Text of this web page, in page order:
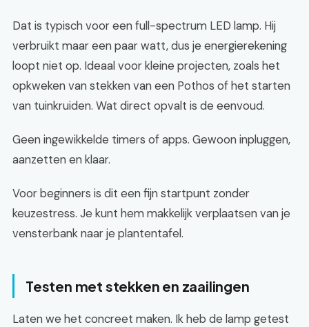
Dat is typisch voor een full-spectrum LED lamp. Hij
verbruikt maar een paar watt, dus je energierekening
loopt niet op. Ideaal voor kleine projecten, zoals het
opkweken van stekken van een Pothos of het starten
van tuinkruiden. Wat direct opvalt is de eenvoud.
Geen ingewikkelde timers of apps. Gewoon inpluggen,
aanzetten en klaar.
Voor beginners is dit een fijn startpunt zonder
keuzestress. Je kunt hem makkelijk verplaatsen van je
vensterbank naar je plantentafel.
Testen met stekken en zaailingen
Laten we het concreet maken. Ik heb de lamp getest